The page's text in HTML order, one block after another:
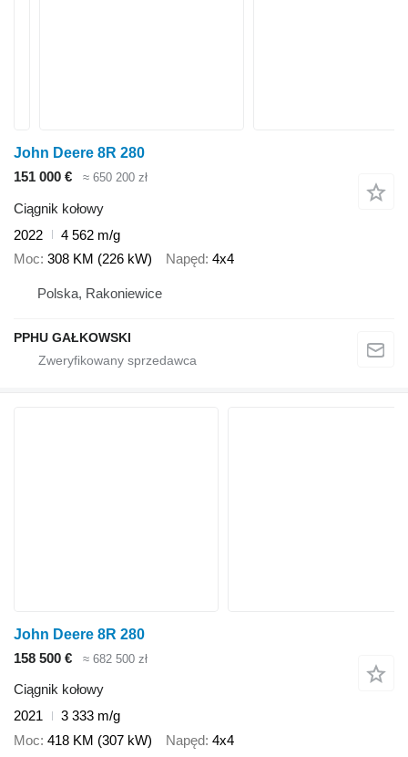
John Deere 8R 280
151 000 €
≈ 650 200 zł
Ciągnik kołowy
2022
4 562 m/g
Moc 308 KM (226 kW) Napęd 4x4
Polska, Rakoniewice
PPHU GAŁKOWSKI
John Deere 8R 280
158 500 €
≈ 682 500 zł
Ciągnik kołowy
2021
3 333 m/g
Moc 418 KM (307 kW) Napęd 4x4